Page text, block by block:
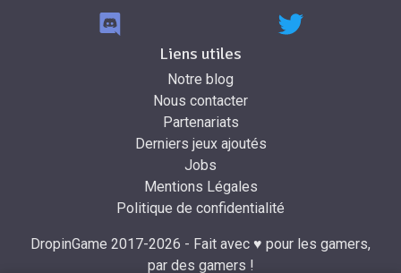
Liens utiles
Notre blog
Nous contacter
Partenariats
Derniers jeux ajoutés
Jobs
Mentions Légales
Politique de confidentialité
DropinGame 2017-2026 - Fait avec ♥ pour les gamers,
par des gamers !